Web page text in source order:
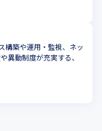
構築や運用・監視、ネッ
異動制度が充実する、